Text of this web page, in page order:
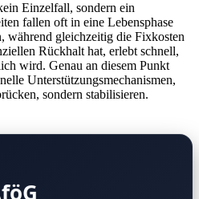
Einzelfall, sondern ein
fallen oft in eine Lebensphase
während gleichzeitig die Fixkosten
Rückhalt hat, erlebt schnell,
wird. Genau an diesem Punkt
Unterstützungsmechanismen,
sondern stabilisieren.